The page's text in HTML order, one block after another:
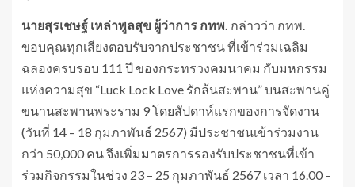
นายสุรเชษฐ์ เหล่าพูลสุข ผู้ว่าการ กทพ. กล่าวว่า กทพ.
ขอบคุณทุกเสียงตอบรับจากประชาชน ที่เข้าร่วมเฉลิม
ฉลองครบรอบ 111 ปี ของกระทรวงคมนาคม กับมหกรรม
แห่งความสุข “Luck Lock Love รักล้นสะพาน” บนสะพานคู่
ขนานสะพานพระราม 9 โดยสัปดาห์แรกของการจัดงาน
(วันที่ 14 – 18 กุมภาพันธ์ 2567) มีประชาชนเข้าร่วมงาน
กว่า 50,000 คน จึงเพิ่มมาตรการรองรับประชาชนที่เข้า
ร่วมกิจกรรมในช่วง 23 – 25 กุมภาพันธ์ 2567 เวลา 16.00 –